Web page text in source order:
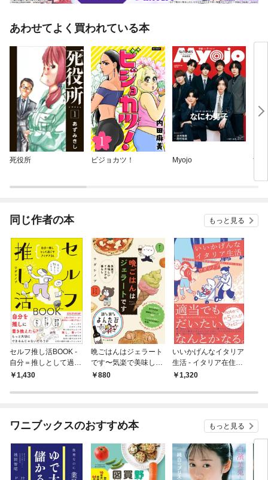
ア・トリノ在住のイラストレーター。イタリア人の夫と２人の子どもたち
にわたり活動中。幅広い年齢層の人物を描き、特に中年層の絵を描くのが
話題に。実は就職氷河期世代ど真ん中で、周りとの調和を優先してしまっ
たり、ちょっぴりネガティブなところがある。趣味は、推し活とスケッチ
とスタンドアップコメディ。著書に『いいかげんなイタリア生活』（小
社）、『晩ごはんはジェラートです』（大和書房）がある。X： @shino
burunInstagram： @shino.img
あわせてよく買われている本
死役所 ビジョカツ！ Myojo
す
同じ作者の本 もっと見る
セルフ推し活BOOK -
自分＝推しとして過ご
すアイデア36 -
1,430
晩ごはんはジェラート
です〜気楽で美味しい
イタリアの暮らし
880
いいかげんなイタリア
生活 - イタリア在住15
年の私が見つけた頑張
1,320
ワニブックスのおすすめ本 もっと見る